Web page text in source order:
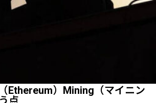
Ethereum）mining（マイニン